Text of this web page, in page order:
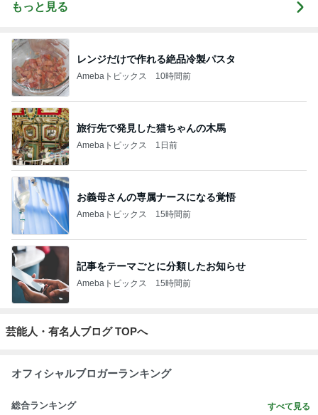
もっと見る
レンジだけで作れる絶品冷製パスタ
Amebaトピックス 10時間前
旅行先で発見した猫ちゃんの木馬
Amebaトピックス 1日前
お義母さんの専属ナースになる覚悟
Amebaトピックス 15時間前
記事をテーマごとに分類したお知らせ
Amebaトピックス 15時間前
芸能人・有名人ブログ TOPへ
オフィシャルブロガーランキング
総合ランキング すべて見る